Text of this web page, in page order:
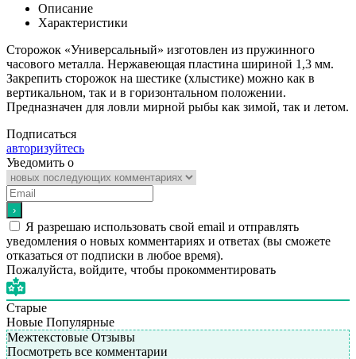
Описание
Характеристики
Сторожок «Универсальный» изготовлен из пружинного
часового металла. Нержавеющая пластина шириной 1,3 мм.
Закрепить сторожок на шестике (хлыстике) можно как в
вертикальном, так и в горизонтальном положении.
Предназначен для ловли мирной рыбы как зимой, так и летом.
Подписаться
авторизуйтесь
Уведомить о
Я разрешаю использовать свой email и отправлять
уведомления о новых комментариях и ответах (вы cможете
отказаться от подписки в любое время).
Пожалуйста, войдите, чтобы прокомментировать
Старые
Новые Популярные
Межтекстовые Отзывы
Посмотреть все комментарии